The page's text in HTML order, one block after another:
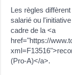
Les règles
salarié ou
cadre de la <a
href="https://
(Pro-A)</a>.